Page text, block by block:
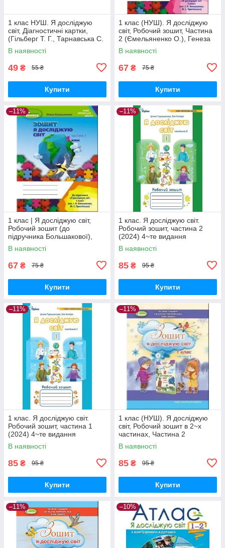
1 клас НУШ. Я досліджую
світ, Діагностичні картки,
(Гільберг Т. Г., Тарнавська С.
С.), Генеза
В наявності
49 ₴ 55 ₴
Купити
1 клас (НУШ). Я досліджую
світ, Робочий зошит, Частина
2 (Ємельяненко О.), Генеза
В наявності
67 ₴ 75 ₴
Купити
–11%
1 клас | Я досліджую світ,
Робочий зошит (до
підручника Большакової),
Частина 1 , Ємельяненко О. |
Генеза
В наявності
67 ₴ 75 ₴
Купити
–11%
1 клас. Я досліджую світ.
Робочий зошит, частина 2
(2024) 4~те видання
(Грущинська І.В., Хитра З.),
Оріон
В наявності
85 ₴ 95 ₴
Купити
–11%
1 клас. Я досліджую світ.
Робочий зошит, частина 1
(2024) 4~те видання
(Грущинська І.В., Хитра З.),
Оріон
В наявності
85 ₴ 95 ₴
Купити
–11%
1 клас (НУШ). Я досліджую
світ, Робочий зошит в 2~х
частинах, Частина 2
(Гільберг Т., Тарнавська С.,
Павич Н.), Генеза
В наявності
85 ₴ 95 ₴
Купити
–11% –10%